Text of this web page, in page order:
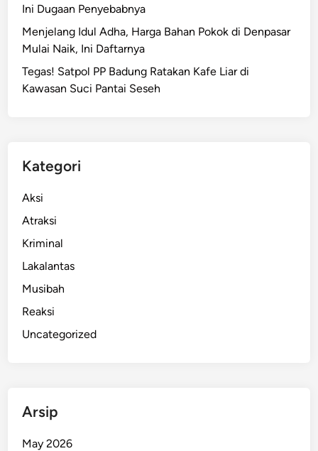
Ini Dugaan Penyebabnya
Menjelang Idul Adha, Harga Bahan Pokok di Denpasar
Mulai Naik, Ini Daftarnya
Tegas! Satpol PP Badung Ratakan Kafe Liar di
Kawasan Suci Pantai Seseh
Kategori
Aksi
Atraksi
Kriminal
Lakalantas
Musibah
Reaksi
Uncategorized
Arsip
May 2026